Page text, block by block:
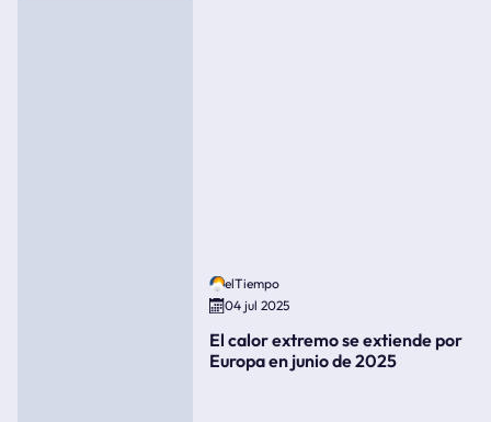
elTiempo
04 jul 2025
El calor extremo se extiende por
Europa en junio de 2025